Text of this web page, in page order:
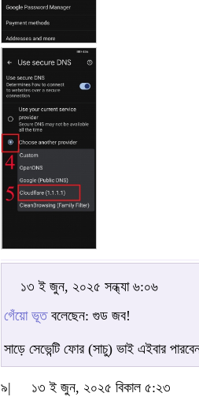
১৩ ই জুন, ২০২৫ সন্ধ্যা ৬:০৬
গেঁয়ো ভূতবলেছেন: গুড জব!
সাড়ে সেভেন্টি ফোর (সাচু) ভাই এইবার
৯|
১৩ ই জুন, ২০২৫ বিকাল ৫:২৩